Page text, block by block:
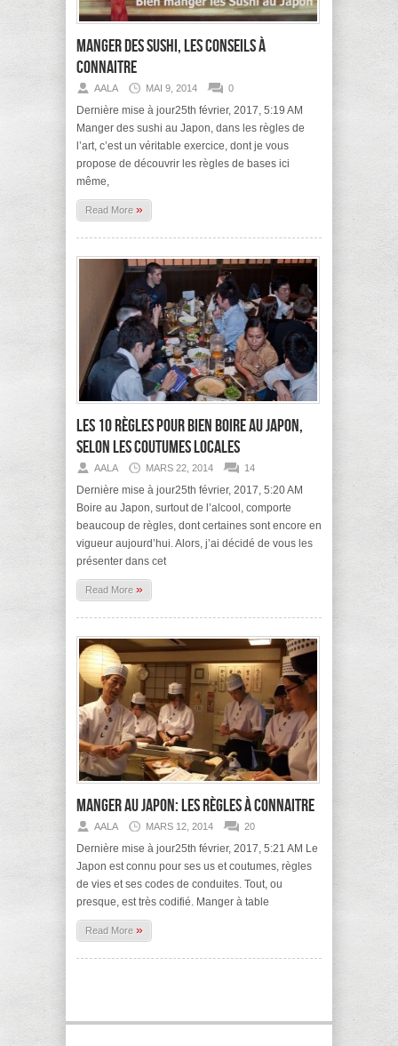
manger des sushi, les conseils à
connaitre
AALA MAI 9, 2014 0
Dernière mise à jour25th février, 2017, 5:19 AM
Manger des sushi au Japon, dans les règles de
l’art, c’est un véritable exercice, dont je vous
propose de découvrir les règles de bases ici
même,
Read More »
Les 10 règles pour bien boire au Japon,
selon les coutumes locales
AALA MARS 22, 2014 14
Dernière mise à jour25th février, 2017, 5:20 AM
Boire au Japon, surtout de l’alcool, comporte
beaucoup de règles, dont certaines sont encore en
vigueur aujourd’hui. Alors, j’ai décidé de vous les
présenter dans cet
Read More »
Manger au Japon: les règles à connaitre
AALA MARS 12, 2014 20
Dernière mise à jour25th février, 2017, 5:21 AM Le
Japon est connu pour ses us et coutumes, règles
de vies et ses codes de conduites. Tout, ou
presque, est très codifié. Manger à table
Read More »